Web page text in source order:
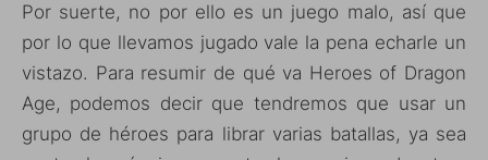
Por suerte, no por ello es un juego malo, así que
por lo que llevamos jugado vale la pena echarle un
vistazo. Para resumir de qué va Heroes of Dragon
Age, podemos decir que tendremos que usar un
grupo de héroes para librar varias batallas, ya sea